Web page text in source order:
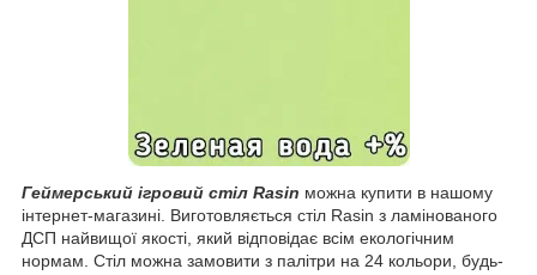
Геймерський ігровий стіл Rasin можна купити в нашому
інтернет-магазині. Виготовляється стіл Rasin з ламінованого
ДСП найвищої якості, який відповідає всім екологічним
нормам. Стіл можна замовити з палітри на 24 кольори, будь-